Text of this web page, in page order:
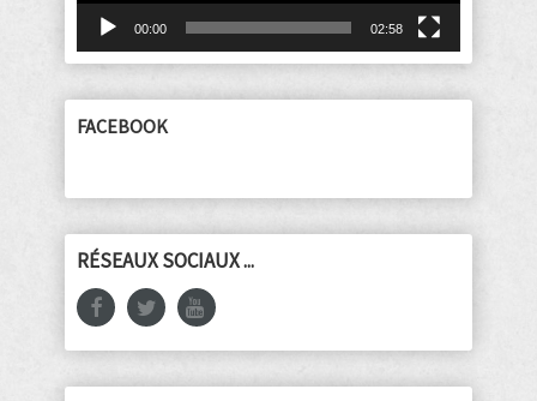
00:00 02:58
FACEBOOK
RÉSEAUX SOCIAUX ...